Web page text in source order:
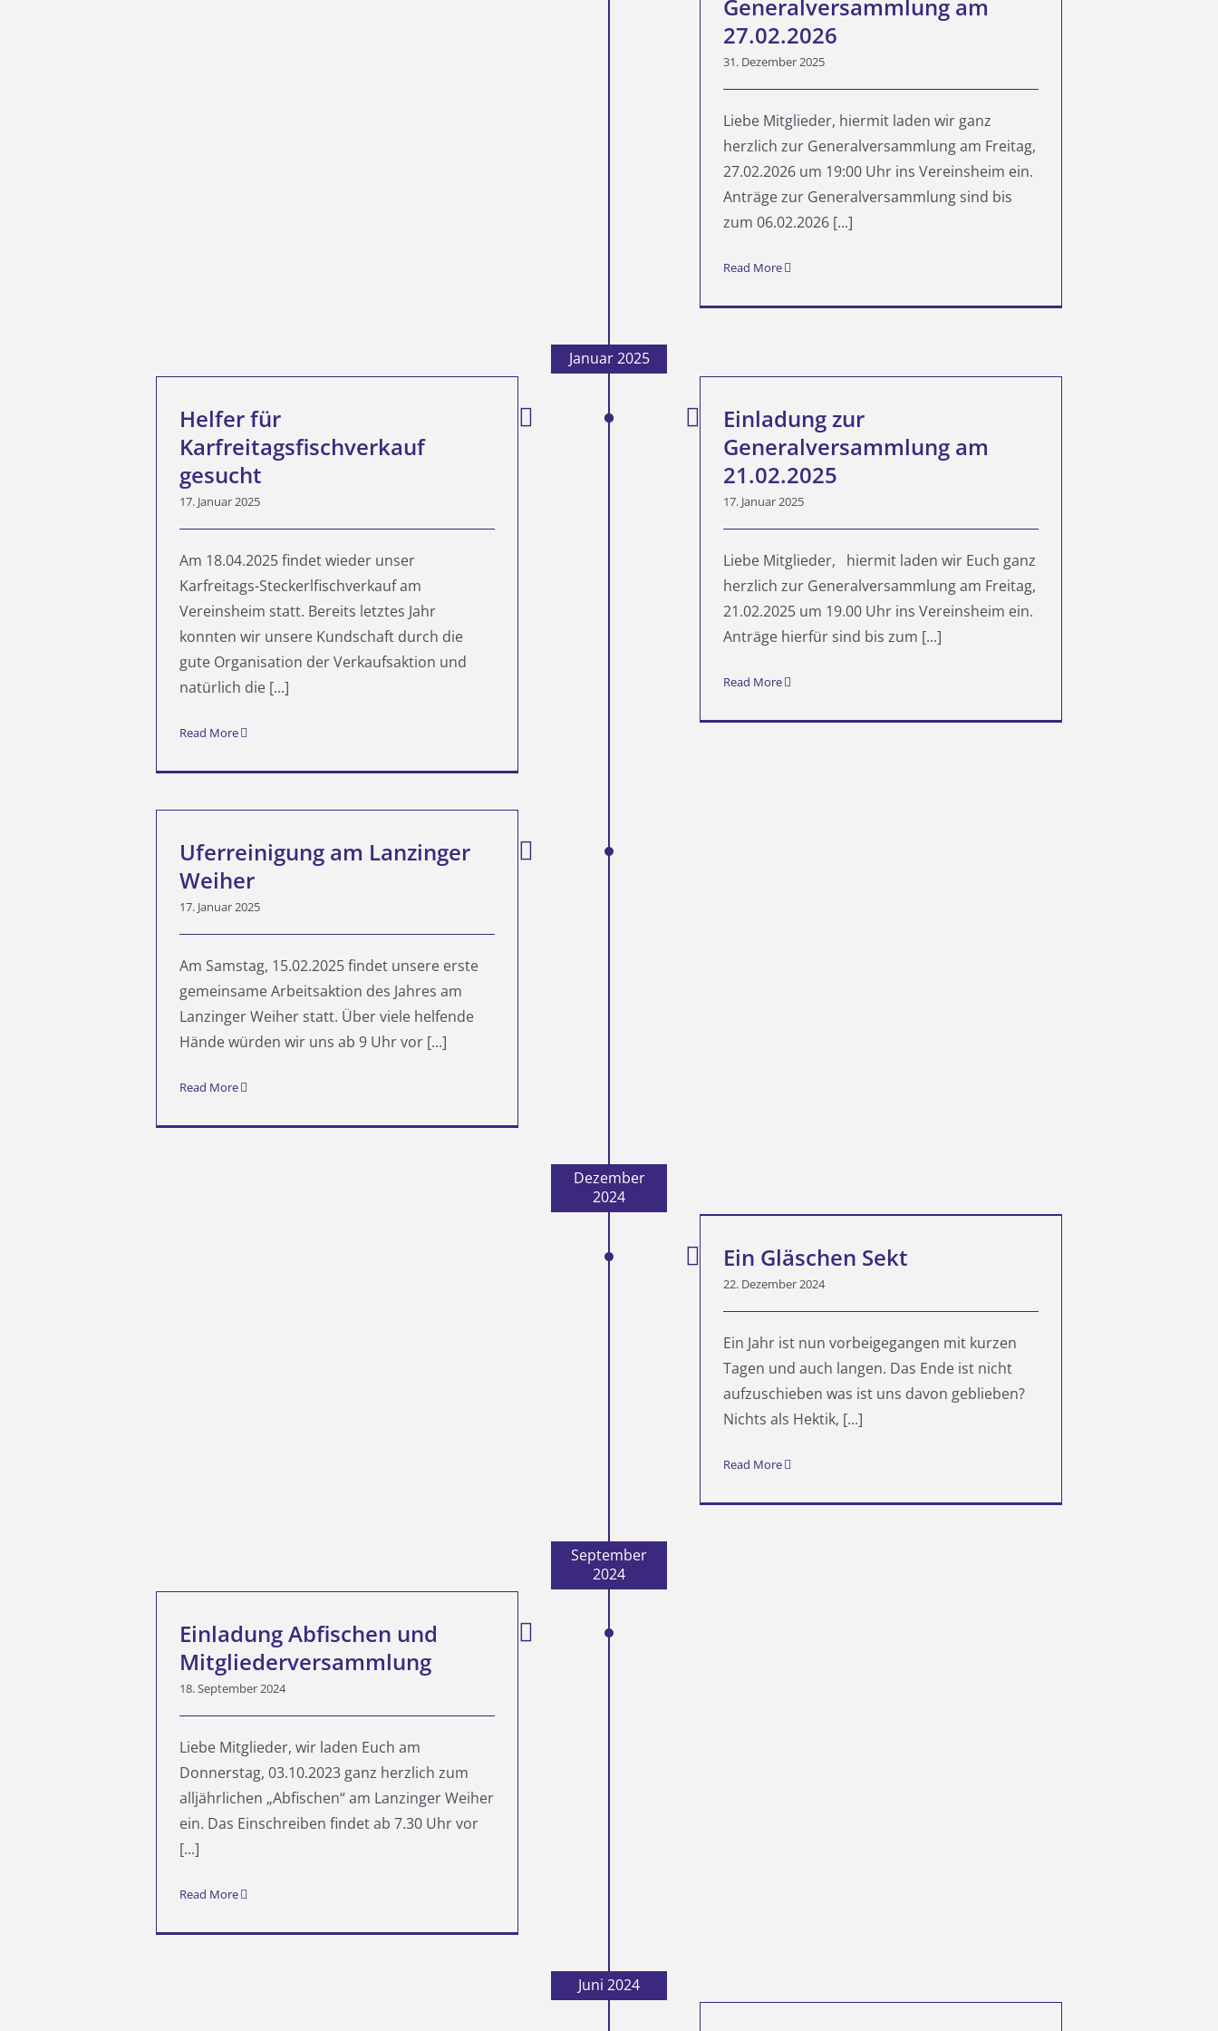
Generalversammlung am
27.02.2026
31. Dezember 2025
Liebe Mitglieder, hiermit laden wir ganz
herzlich zur Generalversammlung am Freitag,
27.02.2026 um 19:00 Uhr ins Vereinsheim ein.
Anträge zur Generalversammlung sind bis
zum 06.02.2026 [...]
Read More
Januar 2025
Helfer für
Karfreitagsfischverkauf
gesucht
17. Januar 2025
Am 18.04.2025 findet wieder unser
Karfreitags-Steckerlfischverkauf am
Vereinsheim statt. Bereits letztes Jahr
konnten wir unsere Kundschaft durch die
gute Organisation der Verkaufsaktion und
natürlich die [...]
Read More
Einladung zur
Generalversammlung am
21.02.2025
17. Januar 2025
Liebe Mitglieder, hiermit laden wir Euch ganz
herzlich zur Generalversammlung am Freitag,
21.02.2025 um 19.00 Uhr ins Vereinsheim ein.
Anträge hierfür sind bis zum [...]
Read More
Uferreinigung am Lanzinger
Weiher
17. Januar 2025
Am Samstag, 15.02.2025 findet unsere erste
gemeinsame Arbeitsaktion des Jahres am
Lanzinger Weiher statt. Über viele helfende
Hände würden wir uns ab 9 Uhr vor [...]
Read More
Dezember
2024
Ein Gläschen Sekt
Ein Gläschen Sekt
22. Dezember 2024
Ein Jahr ist nun vorbeigegangen mit kurzen
Tagen und auch langen. Das Ende ist nicht
aufzuschieben was ist uns davon geblieben?
Nichts als Hektik, [...]
Read More
September
2024
Einladung Abfischen und
Mitgliederversammlung
18. September 2024
Liebe Mitglieder, wir laden Euch am
Donnerstag, 03.10.2023 ganz herzlich zum
alljährlichen „Abfischen“ am Lanzinger Weiher
ein. Das Einschreiben findet ab 7.30 Uhr vor
[...]
Read More
Juni 2024